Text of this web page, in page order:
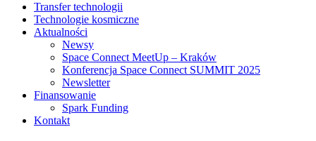
Transfer technologii
Technologie kosmiczne
Aktualności
Newsy
Space Connect MeetUp – Kraków
Konferencja Space Connect SUMMIT 2025
Newsletter
Finansowanie
Spark Funding
Kontakt